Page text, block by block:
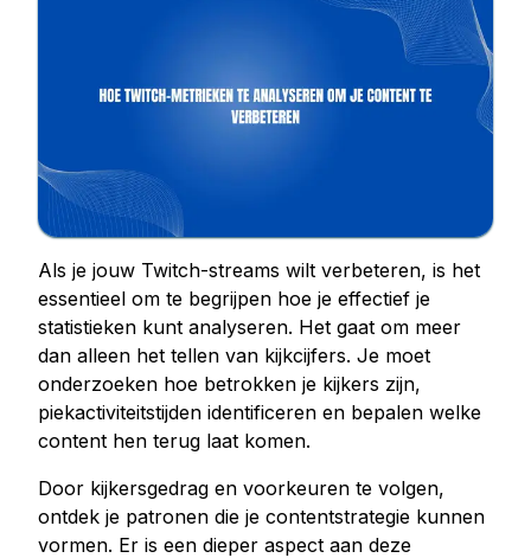
Facebook foto likes kopen
Facebook profiel volgers kopen
Facebook-videoweergaven kopen
Telegram Diensten
Telegram Kanaal Leden Kopen
Telegram Groepsleden kopen
Telegram volgers kopen
Telegram leden kopen
Telegram abonnees kopen
Telegrammen kopen
Tiktok Diensten
Tiktok volgers kopen
Als je jouw Twitch-streams wilt verbeteren, is het
essentieel om te begrijpen hoe je effectief je
statistieken kunt analyseren. Het gaat om meer
dan alleen het tellen van kijkcijfers. Je moet
onderzoeken hoe betrokken je kijkers zijn,
piekactiviteitstijden identificeren en bepalen welke
content hen terug laat komen.
Door kijkersgedrag en voorkeuren te volgen,
ontdek je patronen die je contentstrategie kunnen
vormen. Er is een dieper aspect aan deze